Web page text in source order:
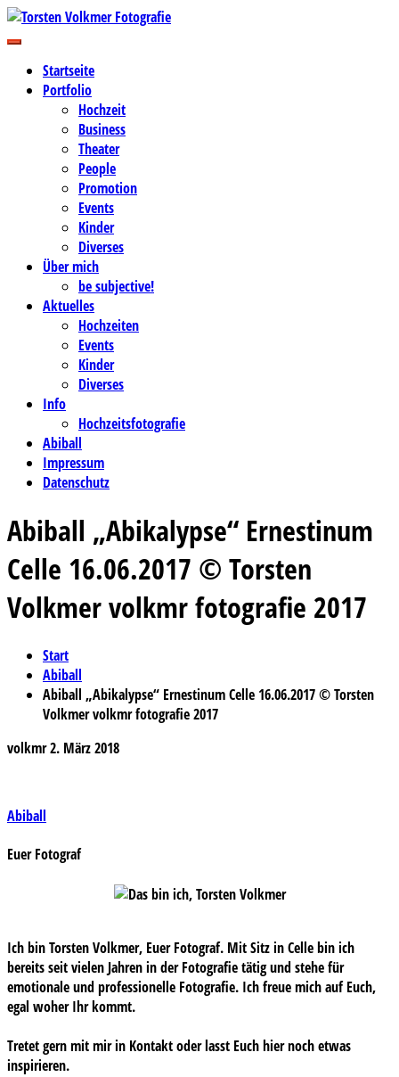
Zum
Inhalt
Torsten Volkmer Fotografie
Business-, Portrait- und Hochzeitsfotografie
Startseite
Portfolio
Hochzeit
Business
Theater
People
Promotion
Events
Kinder
Diverses
Über mich
be subjective!
Aktuelles
Hochzeiten
Events
Kinder
Diverses
Info
Hochzeitsfotografie
Abiball
Impressum
Datenschutz
Abiball „Abikalypse“ Ernestinum
Celle 16.06.2017 © Torsten
Volkmer volkmr fotografie 2017
Start
Abiball
Abiball „Abikalypse“ Ernestinum Celle 16.06.2017 © Torsten
Volkmer volkmr fotografie 2017
volkmr2. März 2018
Beitragsnavigation
Abiball
Euer Fotograf
Ich bin Torsten Volkmer, Euer Fotograf. Mit Sitz in Celle bin ich
bereits seit vielen Jahren in der Fotografie tätig und stehe für
emotionale und professionelle Fotografie. Ich freue mich auf Euch,
egal woher Ihr kommt.
Tretet gern mit mir in Kontakt oder lasst Euch hier noch etwas
inspirieren.